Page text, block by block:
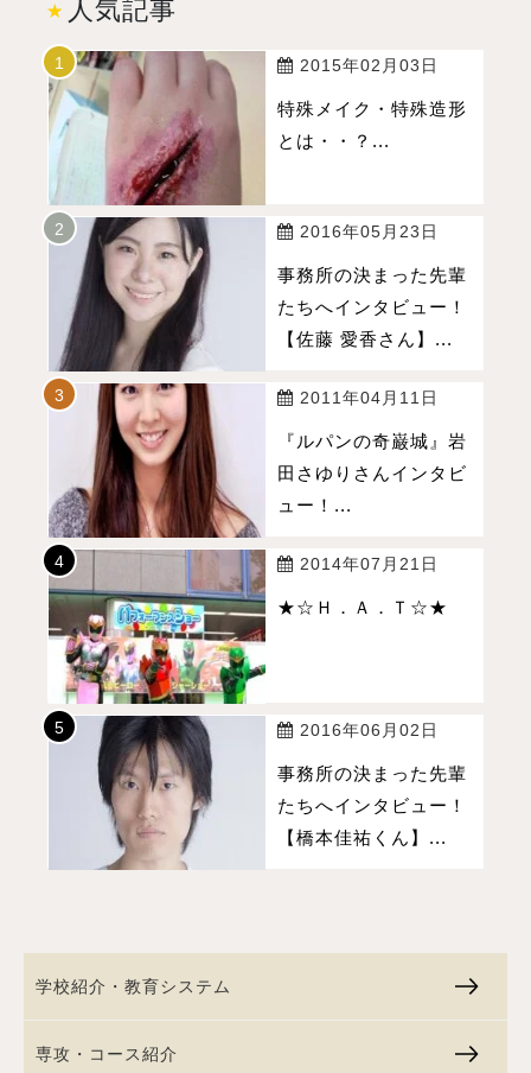
人気記事
2015年02月03日
特殊メイク・特殊造形
とは・・？...
2016年05月23日
事務所の決まった先輩
たちへインタビュー！
【佐藤 愛香さん】...
2011年04月11日
『ルパンの奇巌城』岩
田さゆりさんインタビ
ュー！...
2014年07月21日
★☆Ｈ．Ａ．Ｔ☆★
2016年06月02日
事務所の決まった先輩
たちへインタビュー！
【橋本佳祐くん】...
学校紹介・教育システム
専攻・コース紹介